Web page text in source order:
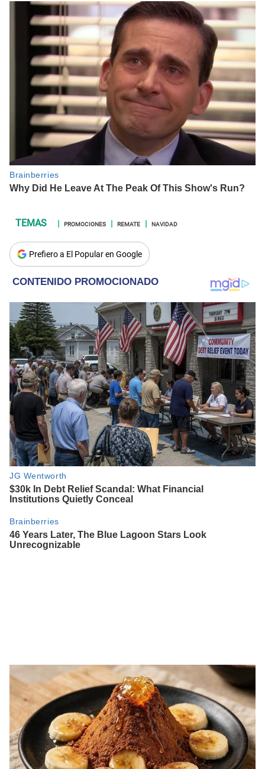
PROMOCIONES REMATE NAVIDAD
Prefiero a El Popular en Google